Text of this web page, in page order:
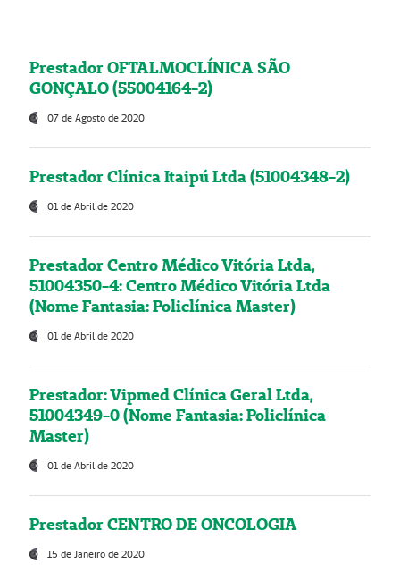
Prestador OFTALMOCLÍNICA SÃO
GONÇALO (55004164-2)
07 de Agosto de 2020
Prestador Clínica Itaipú Ltda (51004348-2)
01 de Abril de 2020
Prestador Centro Médico Vitória Ltda,
51004350-4: Centro Médico Vitória Ltda
(Nome Fantasia: Policlínica Master)
01 de Abril de 2020
Prestador: Vipmed Clínica Geral Ltda,
51004349-0 (Nome Fantasia: Policlínica
Master)
01 de Abril de 2020
Prestador CENTRO DE ONCOLOGIA
15 de Janeiro de 2020